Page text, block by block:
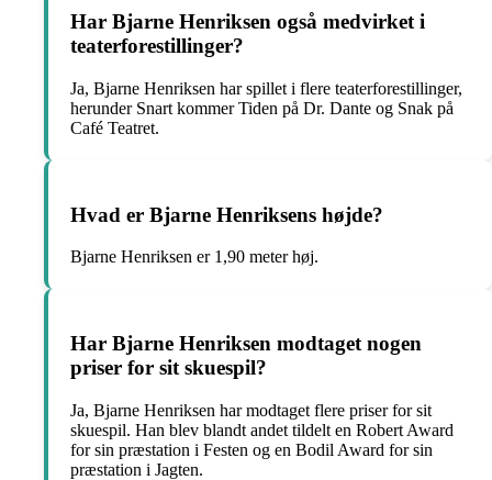
Har Bjarne Henriksen også medvirket i
teaterforestillinger?
Ja, Bjarne Henriksen har spillet i flere teaterforestillinger,
herunder Snart kommer Tiden på Dr. Dante og Snak på
Café Teatret.
Hvad er Bjarne Henriksens højde?
Bjarne Henriksen er 1,90 meter høj.
Har Bjarne Henriksen modtaget nogen
priser for sit skuespil?
Ja, Bjarne Henriksen har modtaget flere priser for sit
skuespil. Han blev blandt andet tildelt en Robert Award
for sin præstation i Festen og en Bodil Award for sin
præstation i Jagten.